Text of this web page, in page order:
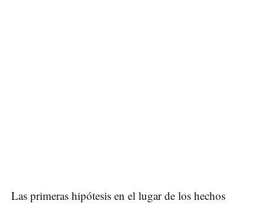
Las primeras hipótesis en el lugar de los hechos